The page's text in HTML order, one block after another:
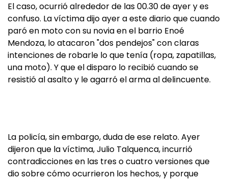
El caso, ocurrió alrededor de las 00.30 de ayer y es
confuso. La víctima dijo ayer a este diario que cuando
paró en moto con su novia en el barrio Enoé
Mendoza, lo atacaron "dos pendejos" con claras
intenciones de robarle lo que tenía (ropa, zapatillas,
una moto). Y que el disparo lo recibió cuando se
resistió al asalto y le agarró el arma al delincuente.
La policía, sin embargo, duda de ese relato. Ayer
dijeron que la víctima, Julio Talquenca, incurrió
contradicciones en las tres o cuatro versiones que
dio sobre cómo ocurrieron los hechos, y porque